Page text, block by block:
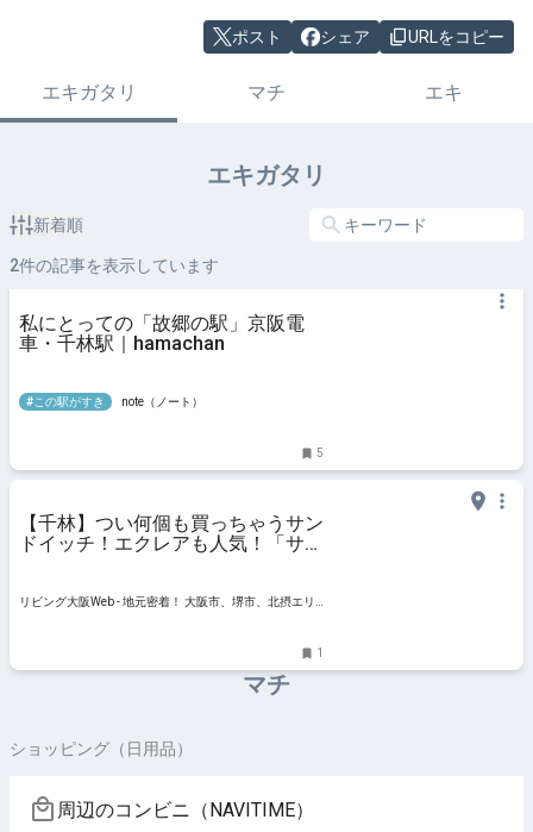
ポスト シェア URLをコピー
エキガタリ マチ エキ
エキガタリ
新着順
2件の記事を表示しています
私にとっての「故郷の駅」京阪電
車・千林駅｜hamachan
#この駅がすき note（ノート）
5
【千林】つい何個も買っちゃうサン
ドイッチ！エクレアも人気！「サン
リビング大阪Web - 地元密着！ 大阪市、堺市、北摂エリ
1
マチ
ショッピング（日用品）
周辺のコンビニ（NAVITIME）